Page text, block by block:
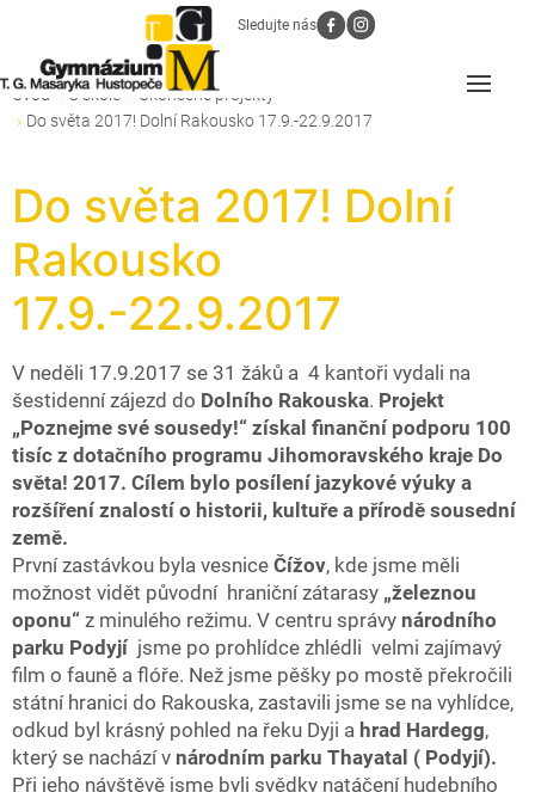
Sledujte nás
Úvod O škole
Ukončené projekty
Do světa 2017! Dolní Rakousko 17.9.-22.9.2017
Do světa 2017! Dolní
Rakousko
17.9.-22.9.2017
V neděli 17.9.2017 se 31 žáků a 4 kantoři vydali na
šestidenní zájezd do Dolního Rakouska. Projekt
„Poznejme své sousedy!“ získal finanční podporu 100
tisíc z dotačního programu Jihomoravského kraje Do
světa! 2017. Cílem bylo posílení jazykové výuky a
rozšíření znalostí o historii, kultuře a přírodě sousední
země.
První zastávkou byla vesnice Čížov, kde jsme měli
možnost vidět původní hraniční zátarasy „železnou
oponu“ z minulého režimu. V centru správy národního
parku Podyjí jsme po prohlídce zhlédli velmi zajímavý
film o fauně a flóře. Než jsme pěšky po mostě překročili
státní hranici do Rakouska, zastavili jsme se na vyhlídce,
odkud byl krásný pohled na řeku Dyji a hrad Hardegg,
který se nachází v národním parku Thayatal ( Podyjí).
Při jeho návštěvě jsme byli svědky natáčení hudebního